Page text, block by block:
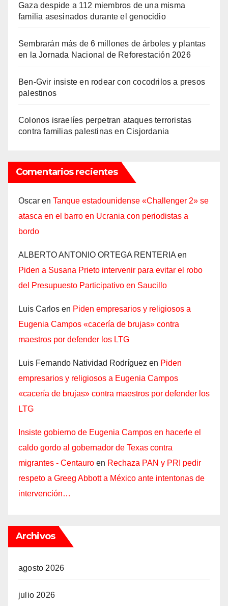
Gaza despide a 112 miembros de una misma
familia asesinados durante el genocidio
Sembrarán más de 6 millones de árboles y plantas
en la Jornada Nacional de Reforestación 2026
Ben-Gvir insiste en rodear con cocodrilos a presos
palestinos
Colonos israelíes perpetran ataques terroristas
contra familias palestinas en Cisjordania
Comentarios recientes
Oscar en Tanque estadounidense «Challenger 2» se
atasca en el barro en Ucrania con periodistas a
bordo
ALBERTO ANTONIO ORTEGA RENTERIA en
Piden a Susana Prieto intervenir para evitar el robo
del Presupuesto Participativo en Saucillo
Luis Carlos en Piden empresarios y religiosos a
Eugenia Campos «cacería de brujas» contra
maestros por defender los LTG
Luis Fernando Natividad Rodríguez en Piden
empresarios y religiosos a Eugenia Campos
«cacería de brujas» contra maestros por defender los
LTG
Insiste gobierno de Eugenia Campos en hacerle el
caldo gordo al gobernador de Texas contra
migrantes - Centauro en Rechaza PAN y PRI pedir
respeto a Greeg Abbott a México ante intentonas de
intervención…
Archivos
agosto 2026
julio 2026